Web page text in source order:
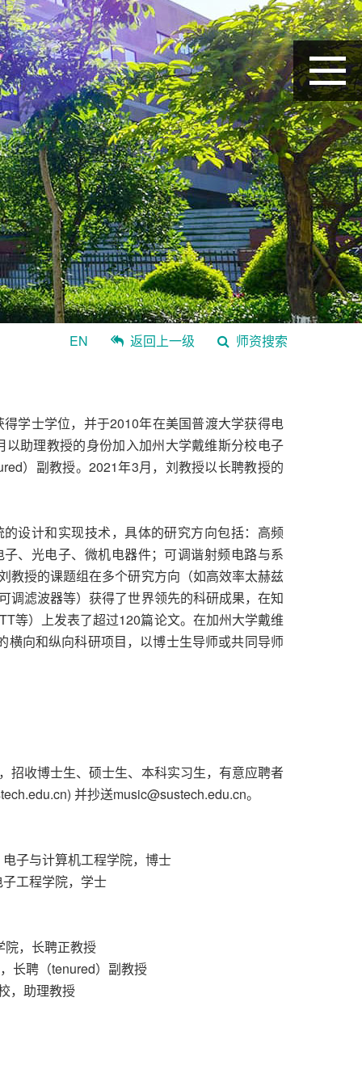
EN 返回上一级 师资搜索
学士学位，并于2010年在美国普渡大学获得电
助理教授的身份加入加州大学戴维斯分校电子
）副教授。2021年3月，刘教授以长聘教授的
设计和实现技术，具体的研究方向包括：高频
、光电子、微机电器件；可调谐射频电路与系
教授的课题组在多个研究方向（如高效率太赫兹
调滤波器等）获得了世界领先的科研成果，在知
等）上发表了超过120篇论文。在加州大学戴维
向和纵向科研项目，以博士生导师或共同导师
招收博士生、硕士生、本科实习生，有意应聘者
并抄送music@sustech.edu.cn。
子与计算机工程学院，博士
工程学院，学士
院，长聘正教授
长聘（tenured）副教授
，助理教授